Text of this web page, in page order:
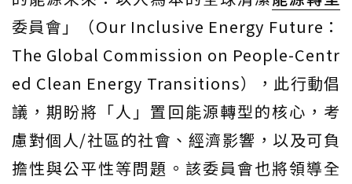
委員會」（Our Inclusive Energy Future：
The Global Commission on People-Centr
ed Clean Energy Transitions），此行動倡
議，期盼將「人」置回能源轉型的核心，考
慮對個人/社區的社會、經濟影響，以及可負
擔性與公平性等問題。該委員會也將領導全